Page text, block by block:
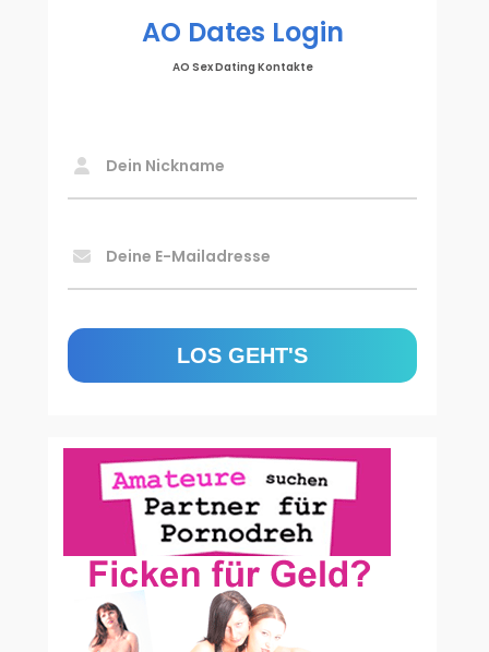
AO Dates Login
AO Sex Dating Kontakte
Dein Nickname
Deine E-Mailadresse